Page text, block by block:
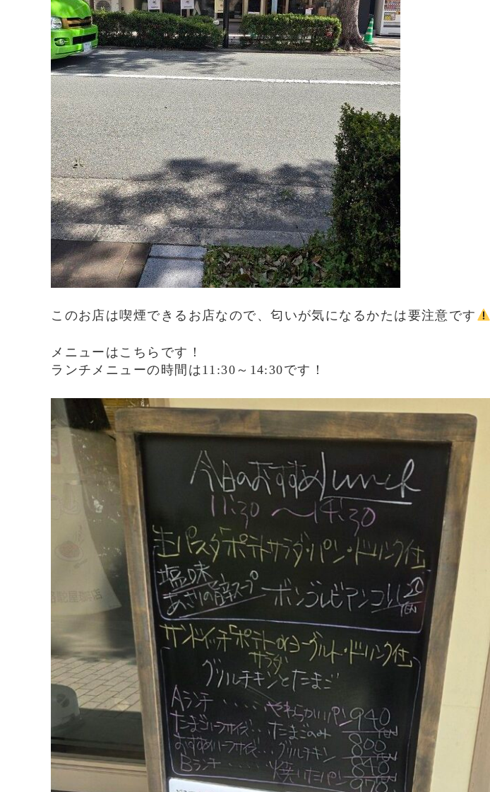
このお店は喫煙できるお店なので、匂いが気になるかたは要注意です
メニューはこちらです！
ランチメニューの時間は11:30～14:30です！